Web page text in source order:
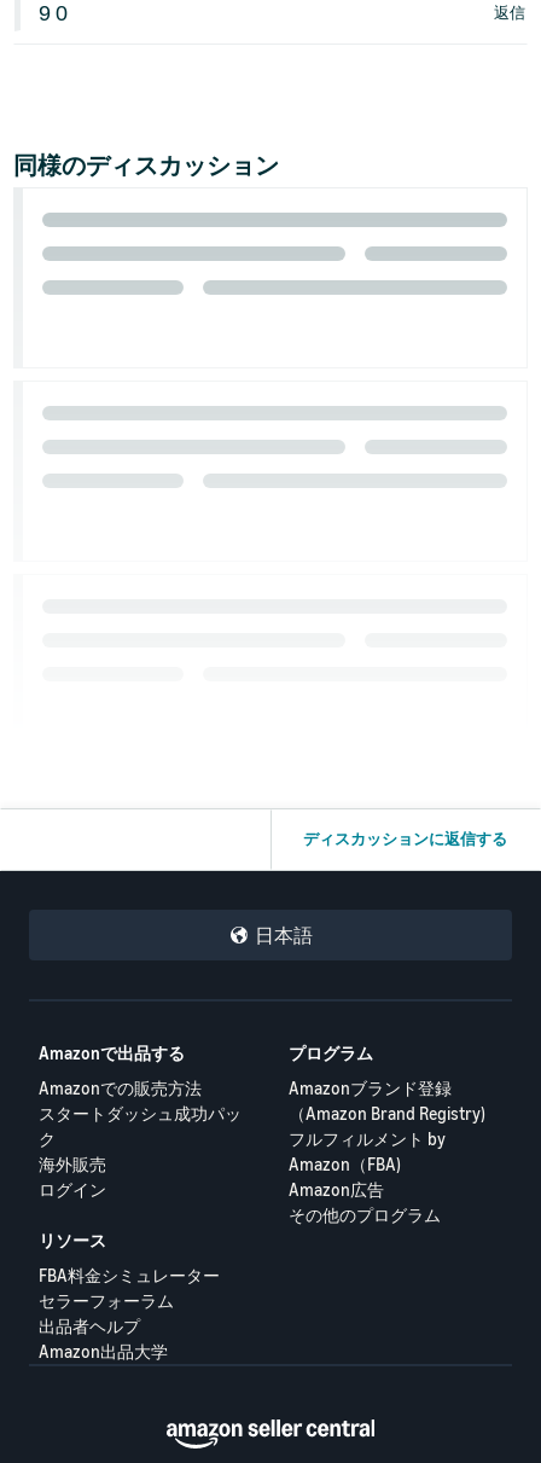
9 0 返信
同様のディスカッション
ディスカッションに返信する
日本語
Amazonで出品する
Amazonでの販売方法
スタートダッシュ成功パッ
ク
海外販売
ログイン
プログラム
Amazonブランド登録
（Amazon Brand Registry)
フルフィルメント by
Amazon（FBA)
Amazon広告
その他のプログラム
リソース
FBA料金シミュレーター
セラーフォーラム
出品者ヘルプ
Amazon出品大学